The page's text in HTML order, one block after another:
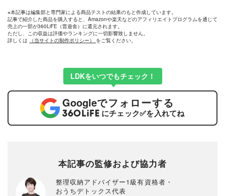
※本記事は編集部と専門家による商品テストの結果のもと作成しています。
記事で紹介した商品を購入すると、Amazonや楽天などのアフィリエイトプログラムを通じて
売上の一部が360LiFE（晋遊舎）に還元されます。
ただし、この収益は評価やランキングに一切影響致しません。
詳しくは
（当サイトの制作ポリシー） をご覧ください。
LDKをいつでもチェック！
Googleでフォローする
にチェック✅を入れてね
本記事の監修および協力者
整理収納アドバイザー1級有資格者・
おうちデトックス代表